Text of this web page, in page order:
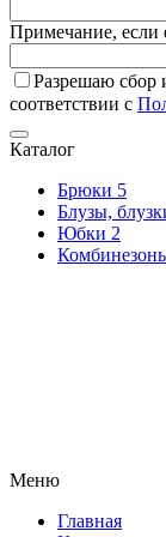
Примечание, если
Разрешаю сбор
соответствии с
Каталог
Брюки 5
Блузы,
Юбки 2
Меню
Главная